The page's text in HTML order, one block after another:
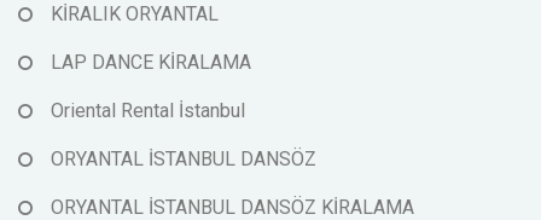
KİRALIK ORYANTAL
LAP DANCE KİRALAMA
Oriental Rental İstanbul
ORYANTAL İSTANBUL DANSÖZ
ORYANTAL İSTANBUL DANSÖZ KİRALAMA